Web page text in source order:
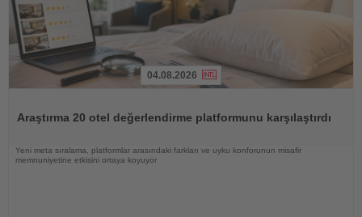
04.08.2026
Araştırma 20 otel değerlendirme platformunu karşılaştırdı
Yeni meta sıralama, platformlar arasındaki farkları ve uyku konforunun misafir
memnuniyetine etkisini ortaya koyuyor